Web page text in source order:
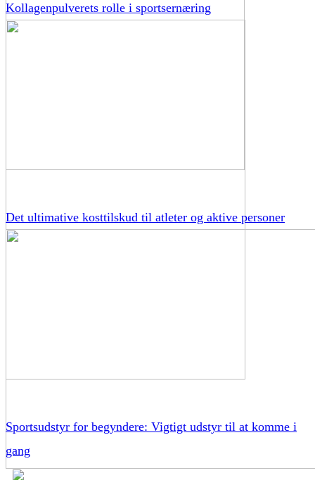
Kollagenpulverets rolle i sportsernæring
Det ultimative kosttilskud til atleter og aktive personer
Sportsudstyr for begyndere: Vigtigt udstyr til at komme i
gang